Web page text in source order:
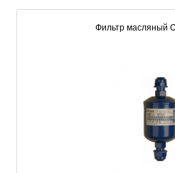
Фильтр масляный